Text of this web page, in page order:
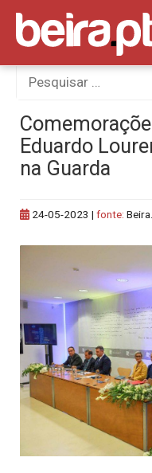
Skip
content
Procurar
por:
Eduardo
na Guarda
24-05-2023 | fonte: